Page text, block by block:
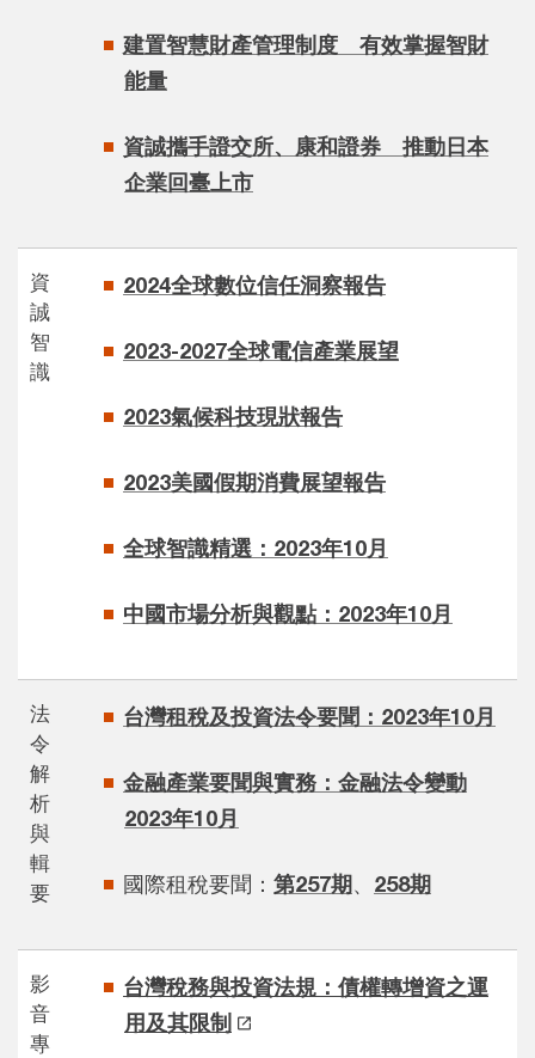
建置智慧財產管理制度 有效掌握智財
能量
資誠攜手證交所、康和證券 推動日本
企業回臺上市
資
誠
智
識
2024全球數位信任洞察報告
2023-2027全球電信產業展望
2023氣候科技現狀報告
2023美國假期消費展望報告
全球智識精選：2023年10月
中國市場分析與觀點：2023年10月
法
令
解
析
與
輯
要
台灣租稅及投資法令要聞：2023年10月
金融產業要聞與實務：金融法令變動
2023年10月
國際租稅要聞： 第257期、 258期
影
音
專
台灣稅務與投資法規：債權轉增資之運
用及其限制